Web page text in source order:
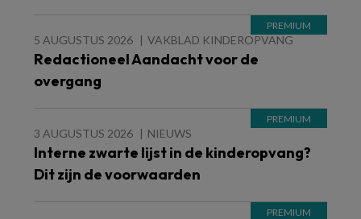
5 AUGUSTUS 2026 VAKBLAD KINDEROPVANG
Redactioneel Aandacht voor de
overgang
3 AUGUSTUS 2026 NIEUWS
Interne zwarte lijst in de kinderopvang?
Dit zijn de voorwaarden